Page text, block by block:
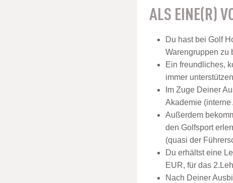
ALS EINE(R)
Du hast bei Golf
Warengruppen zu
Ein freundliches,
immer unterstützen
Im Zuge Deiner
Akademie
Außerdem
den Golfsport
(quasi der
Du erhältst eine
EUR, für das
Nach Deiner